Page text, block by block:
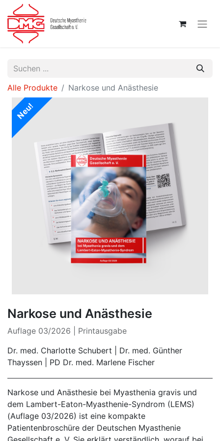
Alle Produkte Narkose und Anästhesie
Neu!
Narkose und Anästhesie
Auflage 03/2026 | Printausgabe
Dr. med. Charlotte Schubert | Dr. med. Günther
Thayssen | PD Dr. med. Marlene Fischer
Narkose und Anästhesie bei Myasthenia gravis und
dem Lambert-Eaton-Myasthenie-Syndrom (LEMS)
(Auflage 03/2026) ist eine kompakte
Patientenbroschüre der Deutschen Myasthenie